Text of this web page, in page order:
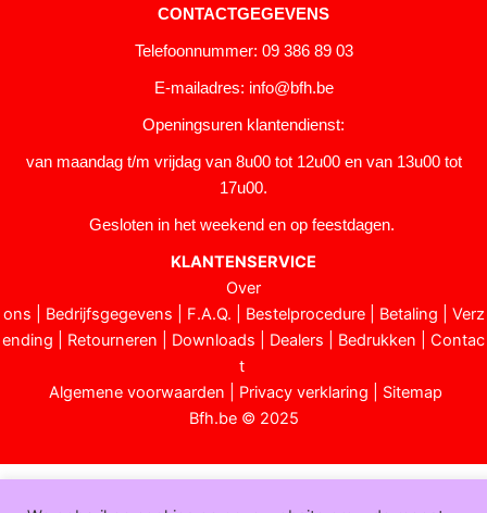
CONTACTGEGEVENS
Telefoonnummer: 09 386 89 03
E-mailadres: info@bfh.be
Openingsuren klantendienst:
van maandag t/m vrijdag van 8u00 tot 12u00 en van 13u00 tot
17u00.
Gesloten in het weekend en op feestdagen.
KLANTENSERVICE
Over
ons
Bedrijfsgegevens F.A.Q. Bestelprocedure| Betaling
Verz
ending
Retourneren Downloads Dealers Bedrukken
Contac
t
Algemene voorwaarden
Privacy verklaring
Sitemap
Bfh.be © 2025